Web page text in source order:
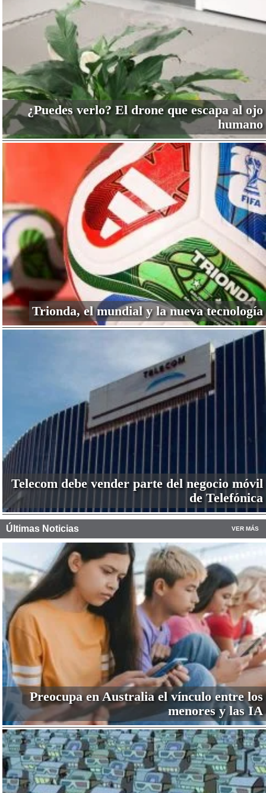
¿Puedes verlo? El drone que escapa al ojo
humano
Trionda, el mundial y la nueva tecnología
Telecom debe vender parte del negocio móvil
de Telefónica
Últimas Noticias VER MÁS
Preocupa en Australia el vínculo entre los
menores y las IA